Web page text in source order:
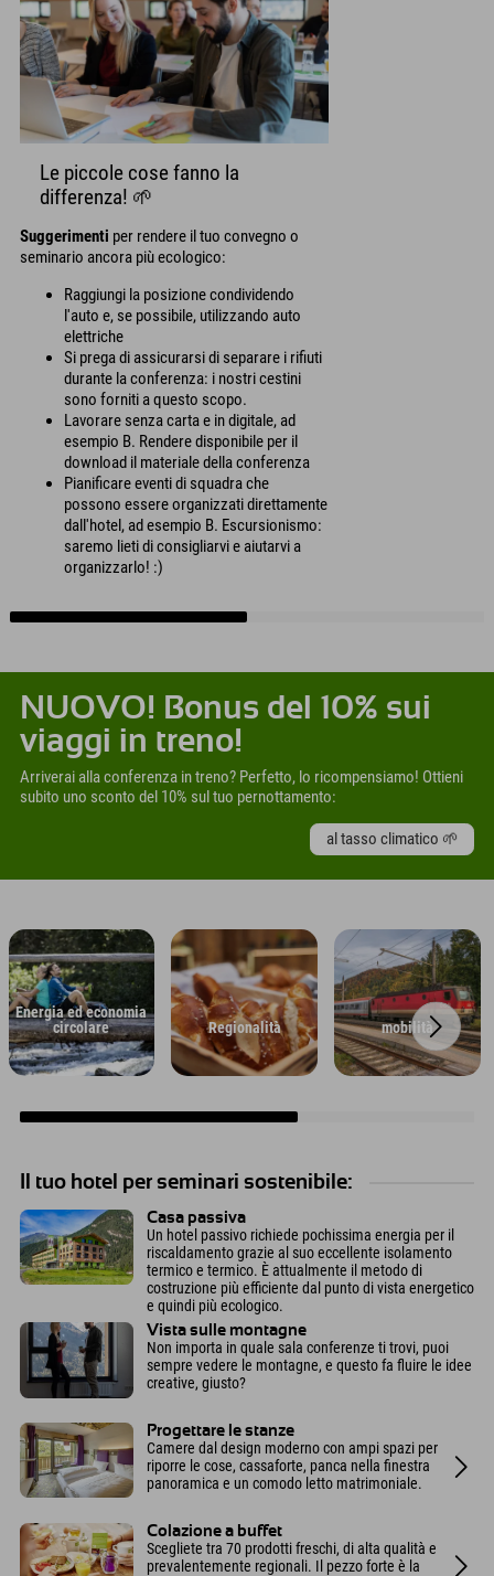
Le piccole cose fanno la
differenza! 🌱
Suggerimenti per rendere il tuo convegno o
seminario ancora più ecologico:
Raggiungi la posizione condividendo
l'auto e, se possibile, utilizzando auto
elettriche
Si prega di assicurarsi di separare i rifiuti
durante la conferenza: i nostri cestini
sono forniti a questo scopo.
Lavorare senza carta e in digitale, ad
esempio B. Rendere disponibile per il
download il materiale della conferenza
Pianificare eventi di squadra che
possono essere organizzati direttamente
dall'hotel, ad esempio B. Escursionismo:
saremo lieti di consigliarvi e aiutarvi a
organizzarlo! :)
NUOVO! Bonus del 10% sui
viaggi in treno!
Arriverai alla conferenza in treno? Perfetto, lo ricompensiamo! Ottieni
subito uno sconto del 10% sul tuo pernottamento:
al tasso climatico 🌱
Energia ed economia
circolare
Regionalità mobilità
Il tuo hotel per seminari sostenibile:
Casa passiva
Un hotel passivo richiede pochissima energia per il
riscaldamento grazie al suo eccellente isolamento
termico e termico. È attualmente il metodo di
costruzione più efficiente dal punto di vista energetico
e quindi più ecologico.
Vista sulle montagne
Non importa in quale sala conferenze ti trovi, puoi
sempre vedere le montagne, e questo fa fluire le idee
creative, giusto?
Progettare le stanze
Camere dal design moderno con ampi spazi per
riporre le cose, cassaforte, panca nella finestra
panoramica e un comodo letto matrimoniale.
Colazione a buffet
Scegliete tra 70 prodotti freschi, di alta qualità e
prevalentemente regionali. Il pezzo forte è la